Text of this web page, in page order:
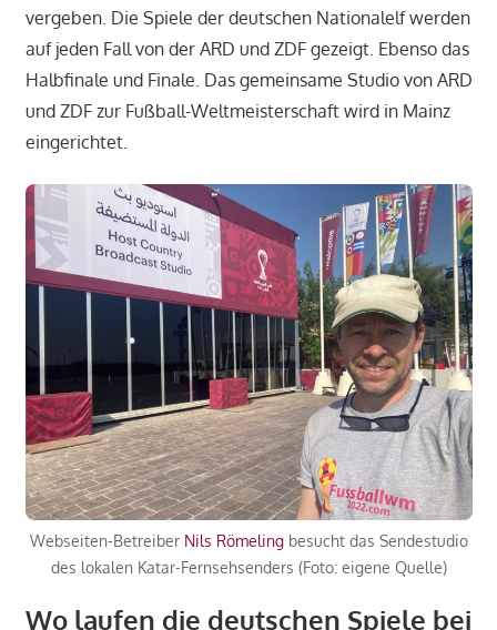
vergeben. Die Spiele der deutschen Nationalelf werden
auf jeden Fall von der ARD und ZDF gezeigt. Ebenso das
Halbfinale und Finale. Das gemeinsame Studio von ARD
und ZDF zur Fußball-Weltmeisterschaft wird in Mainz
eingerichtet.
Webseiten-Betreiber Nils Römelingbesucht das Sendestudio
des lokalen Katar-Fernsehsenders (Foto: eigene Quelle)
Wo laufen die deutschen Spiele bei